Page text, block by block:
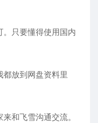
只要懂得使用国内
放到网盘资料里
和飞雪沟通交流。